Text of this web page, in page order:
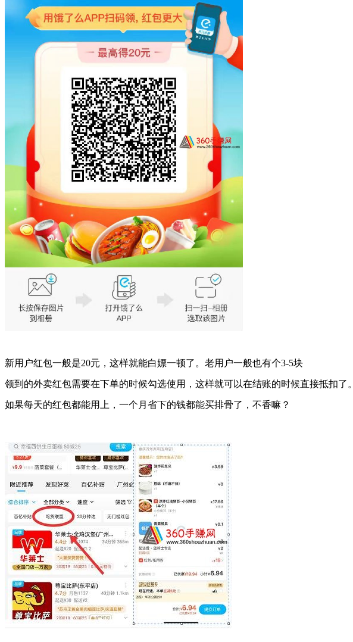
新用户红包一般是20元，这样就能白嫖一顿了。老用户一般也有个3-5块
领到的外卖红包需要在下单的时候勾选使用，这样就可以在结账的时候直接抵扣了。
如果每天的红包都能用上，一个月省下的钱都能买排骨了，不香嘛？